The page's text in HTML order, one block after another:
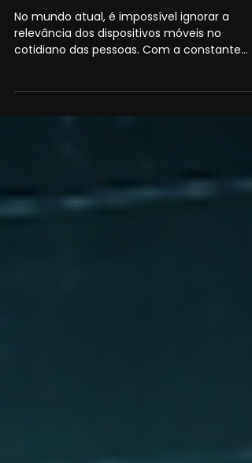
o Público que está Sempre
Conectado
evolução da...